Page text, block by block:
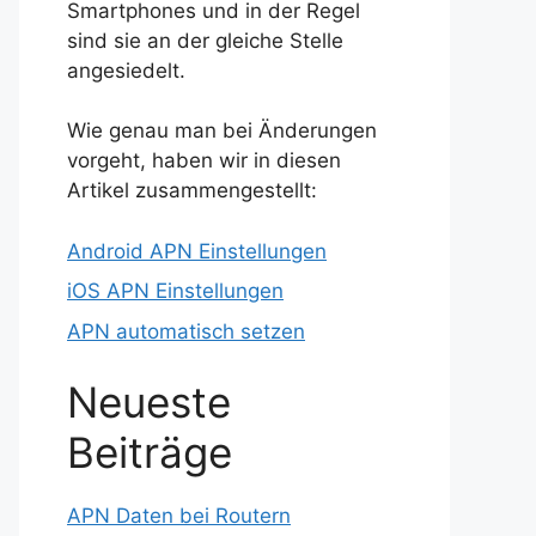
Smartphones und in der Regel
sind sie an der gleiche Stelle
angesiedelt.
Wie genau man bei Änderungen
vorgeht, haben wir in diesen
Artikel zusammengestellt:
Android APN Einstellungen
iOS APN Einstellungen
APN automatisch setzen
Neueste
Beiträge
APN Daten bei Routern